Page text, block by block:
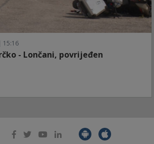
15:16
- Lončani, povrijeđen